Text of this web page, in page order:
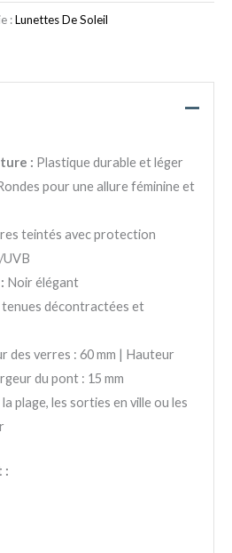
:Lunettes De Soleil
: Plastique durable et léger
pour une allure féminine et
teintés avec protection
Noir élégant
tenues décontractées et
des verres : 60 mm | Hauteur
du pont : 15 mm
plage, les sorties en ville ou les
: